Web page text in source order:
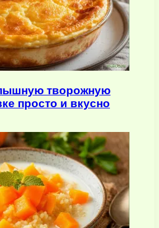
творожную
просто и вкусно